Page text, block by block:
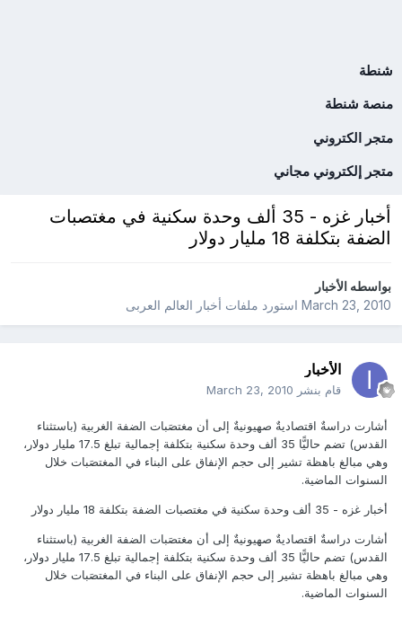
شنطة
منصة شنطة
متجر الكتروني
متجر إلكتروني مجاني
أخبار غزه - 35 ألف وحدة سكنية في مغتصبات
الضفة بتكلفة 18 مليار دولار
بواسطهالأخبار
March 23, 2010استورد ملفات أخبار العالم العربى
الأخبار
قام بنشر March 23, 2010
أشارت دراسةٌ اقتصاديةٌ صهيونيةٌ إلى أن مغتصَبات الضفة الغربية (باستثناء
القدس) تضم حاليًّا 35 ألف وحدة سكنية بتكلفة إجمالية تبلغ 17.5 مليار دولار،
وهي مبالغ باهظة تشير إلى حجم الإنفاق على البناء في المغتصَبات خلال
السنوات الماضية.
أخبار غزه - 35 ألف وحدة سكنية في مغتصبات الضفة بتكلفة 18 مليار دولار
أشارت دراسةٌ اقتصاديةٌ صهيونيةٌ إلى أن مغتصَبات الضفة الغربية (باستثناء
القدس) تضم حاليًّا 35 ألف وحدة سكنية بتكلفة إجمالية تبلغ 17.5 مليار دولار،
وهي مبالغ باهظة تشير إلى حجم الإنفاق على البناء في المغتصَبات خلال
السنوات الماضية.